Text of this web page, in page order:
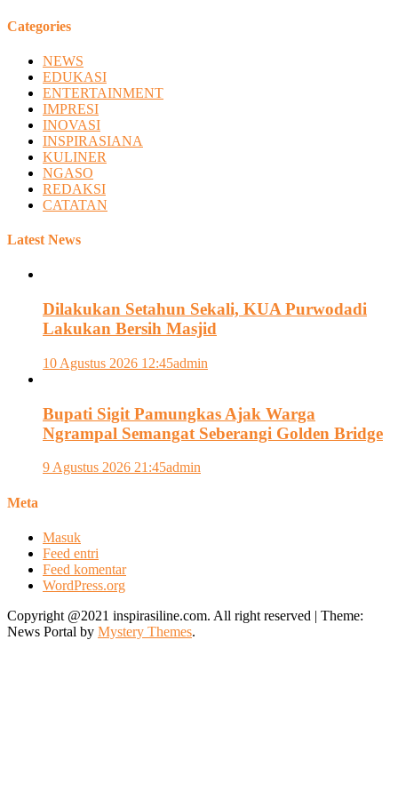
Categories
NEWS
EDUKASI
ENTERTAINMENT
IMPRESI
INOVASI
INSPIRASIANA
KULINER
NGASO
REDAKSI
CATATAN
Latest News
Dilakukan Setahun Sekali, KUA Purwodadi
Lakukan Bersih Masjid
10 Agustus 2026 12:45admin
Bupati Sigit Pamungkas Ajak Warga
Ngrampal Semangat Seberangi Golden Bridge
9 Agustus 2026 21:45admin
Meta
Masuk
Feed entri
Feed komentar
WordPress.org
Copyright @2021 inspirasiline.com. All right reserved | Theme:
News Portal by Mystery Themes.